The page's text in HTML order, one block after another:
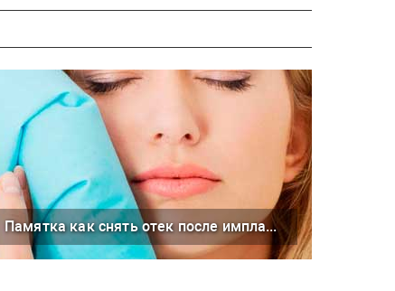
Памятка как снять отек после имплантации